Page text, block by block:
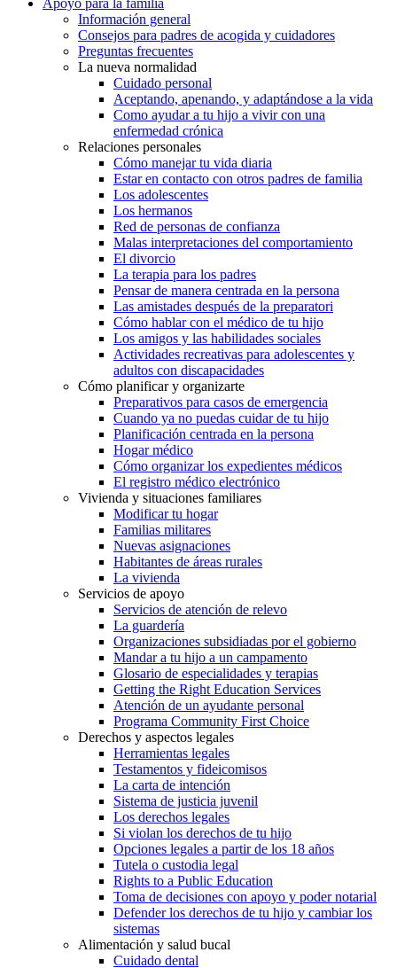
Información general
Consejos para padres de acogida y cuidadores
Preguntas frecuentes
La nueva normalidad
Cuidado personal
Aceptando, apenando, y adaptándose a la vida
Como ayudar a tu hijo a vivir con una
enfermedad crónica
Relaciones personales
Cómo manejar tu vida diaria
Estar en contacto con otros padres de familia
Los adolescentes
Los hermanos
Red de personas de confianza
Malas interpretaciones del comportamiento
El divorcio
La terapia para los padres
Pensar de manera centrada en la persona
Las amistades después de la preparatori
Cómo hablar con el médico de tu hijo
Los amigos y las habilidades sociales
Actividades recreativas para adolescentes y
adultos con discapacidades
Cómo planificar y organizarte
Preparativos para casos de emergencia
Cuando ya no puedas cuidar de tu hijo
Planificación centrada en la persona
Hogar médico
Cómo organizar los expedientes médicos
El registro médico electrónico
Vivienda y situaciones familiares
Modificar tu hogar
Familias militares
Nuevas asignaciones
Habitantes de áreas rurales
La vivienda
Servicios de apoyo
Servicios de atención de relevo
La guardería
Organizaciones subsidiadas por el gobierno
Mandar a tu hijo a un campamento
Glosario de especialidades y terapias
Getting the Right Education Services
Atención de un ayudante personal
Programa Community First Choice
Derechos y aspectos legales
Herramientas legales
Testamentos y fideicomisos
La carta de intención
Sistema de justicia juvenil
Los derechos legales
Si violan los derechos de tu hijo
Opciones legales a partir de los 18 años
Tutela o custodia legal
Rights to a Public Education
Toma de decisiones con apoyo y poder notarial
Defender los derechos de tu hijo y cambiar los
sistemas
Alimentación y salud bucal
Cuidado dental